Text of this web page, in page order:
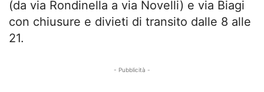
(da via Rondinella a via Novelli) e via Biagi
con chiusure e divieti di transito dalle 8 alle
21.
- Pubblicità -